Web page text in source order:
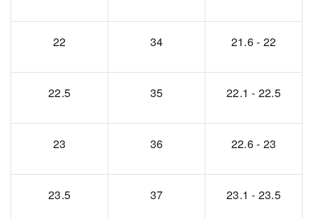
22 34 21.6 - 22
22.5 35 22.1 - 22.5
23 36 22.6 - 23
23.5 37 23.1 - 23.5